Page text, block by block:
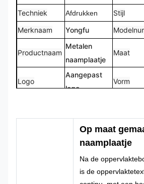
Techniek Afdrukken Stijl
Merknaam
Yongfu
Productnaam
Metalen
naamplaatje
Maat
Logo
Aangepast
logo
Vorm
Kleur
Pantone, RAL Ontwerp
Op maat
naamplaatje
Na de
is de